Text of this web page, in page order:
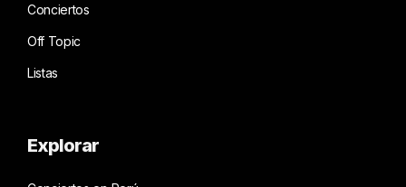
Conciertos
Off Topic
Listas
Explorar